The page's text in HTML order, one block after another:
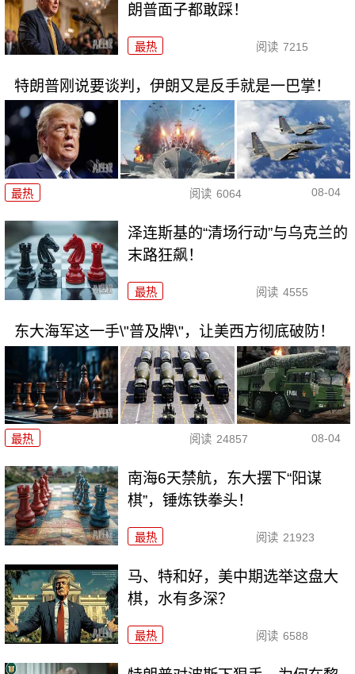
朗普面子都敢踩！
最热 阅读 7215
特朗普刚说要谈判，伊朗又是反手就是一巴掌！
最热 阅读 6064 08-04
泽连斯基的“清场行动”与乌克兰的
末路狂飙！
最热 阅读 4555
东大海军这一手\"普及牌\"，让美西方彻底破防！
最热 阅读 24857 08-04
南海6天禁航，东大摆下“阳谋
棋”，锤炼铁拳头！
最热 阅读 21923
马、特和好，美中期选举这盘大
棋，水有多深？
最热 阅读 6588